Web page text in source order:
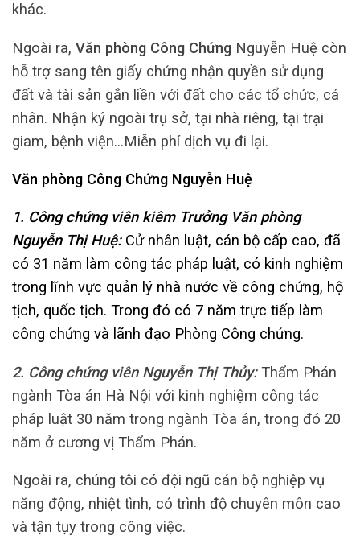
khác.
Ngoài ra, Văn phòng Công Chứng Nguyễn Huệ còn
hỗ trợ sang tên giấy chứng nhận quyền sử dụng
đất và tài sản gắn liền với đất cho các tổ chức, cá
nhân. Nhận ký ngoài trụ sở, tại nhà riêng, tại trại
giam, bệnh viện…Miễn phí dịch vụ đi lại.
Văn phòng Công Chứng Nguyễn Huệ
1. Công chứng viên kiêm Trưởng Văn phòng
Nguyễn Thị Huệ: Cử nhân luật, cán bộ cấp cao, đã
có 31 năm làm công tác pháp luật, có kinh nghiệm
trong lĩnh vực quản lý nhà nước về công chứng, hộ
tịch, quốc tịch. Trong đó có 7 năm trực tiếp làm
công chứng và lãnh đạo Phòng Công chứng.
2. Công chứng viên Nguyễn Thị Thủy:Thẩm Phán
ngành Tòa án Hà Nội với kinh nghiệm công tác
pháp luật 30 năm trong ngành Tòa án, trong đó 20
năm ở cương vị Thẩm Phán.
Ngoài ra, chúng tôi có đội ngũ cán bộ nghiệp vụ
năng động, nhiệt tình, có trình độ chuyên môn cao
và tận tụy trong công việc.